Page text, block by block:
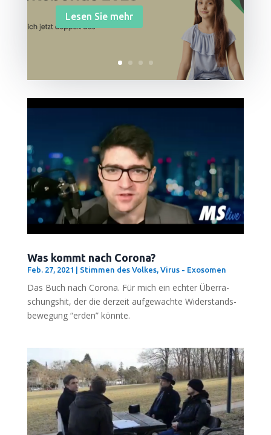
Lesen Sie mehr
Was kommt nach Corona?
Feb. 27, 2021 Stimmen des Volkes, Virus - Exosomen
Das Buch nach Coro­na. Für mich ein ech­ter Über­ra­
schungs­hit, der die der­zeit auf­ge­wach­te Wider­stands­
be­we­gung “erden” könnte.